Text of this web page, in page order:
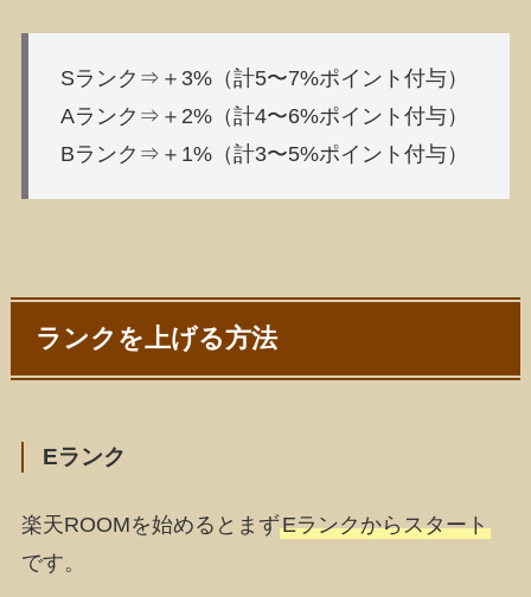
Sランク⇒＋3%（計5〜7%ポイント付与）
Aランク⇒＋2%（計4〜6%ポイント付与）
Bランク⇒＋1%（計3〜5%ポイント付与）
ランクを上げる方法
Eランク
楽天ROOMを始めるとまずEランクからスタート
です。